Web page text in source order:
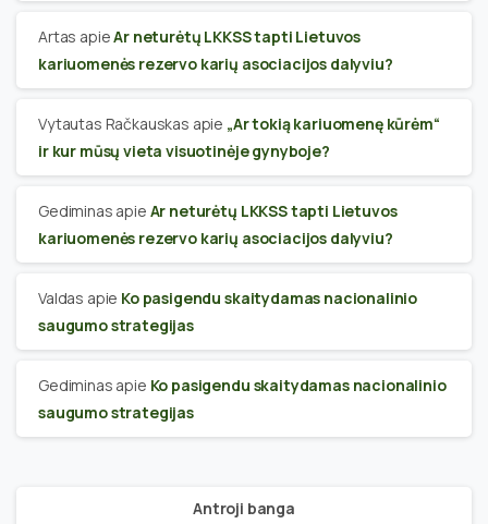
Artas apieAr neturėtų LKKSS tapti Lietuvos
kariuomenės rezervo karių asociacijos dalyviu?
Vytautas Račkauskas apie „Ar tokią kariuomenę kūrėm“
ir kur mūsų vieta visuotinėje gynyboje?
Gediminas apie Ar neturėtų LKKSS tapti Lietuvos
kariuomenės rezervo karių asociacijos dalyviu?
Valdas apie Ko pasigendu skaitydamas nacionalinio
saugumo strategijas
Gediminas apie Ko pasigendu skaitydamas nacionalinio
saugumo strategijas
Antroji banga